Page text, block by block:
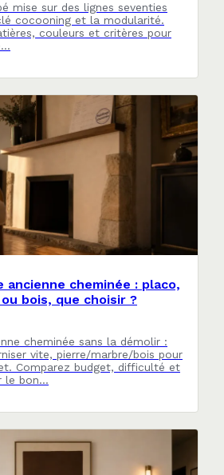
mise sur des lignes seventies
cocooning et la modularité.
couleurs et critères pour
ancienne cheminée : placo,
bois, que choisir ?
cheminée sans la démolir :
vite, pierre/marbre/bois pour
Comparez budget, difficulté et
le bon…